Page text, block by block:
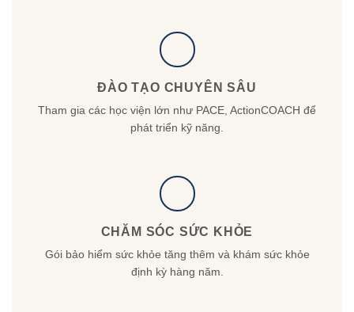
ĐÀO TẠO CHUYÊN SÂU
Tham gia các học viện lớn như PACE, ActionCOACH để
phát triển kỹ năng.
CHĂM SÓC SỨC KHỎE
Gói bảo hiểm sức khỏe tăng thêm và khám sức khỏe
định kỳ hàng năm.